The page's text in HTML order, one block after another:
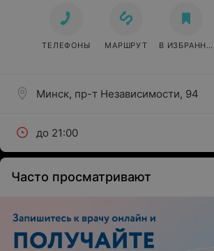
Минск, пр-т Независимости, 94
до 21:00
ТЕЛЕФОНЫ МАРШРУТ В ИЗБРАННОЕ
Часто просматривают